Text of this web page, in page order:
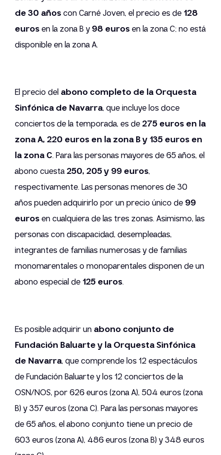
de 30 añoscon Carné Joven, el precio es de 128
eurosen la zona B y98 eurosen la zona C; no está
disponible en la zona A.
El precio del abono completo de la Orquesta
Sinfónica de Navarra, que incluye los doce
conciertos de la temporada, es de275 euros en la
zona A, 220 euros en la zona B y 135 euros en
la zona C. Para las personas mayores de 65 años, el
abono cuesta250, 205 y 99 euros,
respectivamente. Las personas menores de 30
años pueden adquirirlo por un precio único de 99
eurosen cualquiera de las tres zonas. Asimismo, las
personas con discapacidad, desempleadas,
integrantes de familias numerosas y de familias
monomarentales o monoparentales disponen de un
abono especial de 125 euros.
Es posible adquirir un abono conjunto de
Fundación Baluarte y la Orquesta Sinfónica
de Navarra, que comprende los 12 espectáculos
de Fundación Baluarte y los 12 conciertos de la
OSN/NOS, por 626 euros (zona A), 504 euros (zona
B) y 357 euros (zona C). Para las personas mayores
de 65 años, el abono conjunto tiene un precio de
603 euros (zona A), 486 euros (zona B) y 348 euros